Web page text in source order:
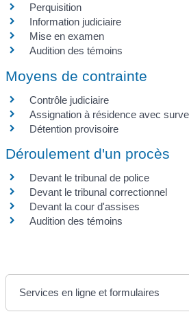
Perquisition
Information judiciaire
Mise en examen
Audition des témoins
Moyens de contrainte
Contrôle judiciaire
Assignation à résidence avec
Détention provisoire
Déroulement d'un procès
Devant le tribunal de police
Devant le tribunal correctionnel
Devant la cour d'assises
Audition des témoins
Services en ligne et formulaires